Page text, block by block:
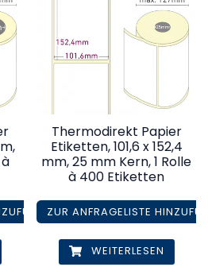
Thermodirekt Papier
Etiketten, 101,6 x 152,4
mm, 25 mm Kern, 1 Rolle
à 400 Etiketten
ZUR ANFRAGELISTE
WEITERLESEN